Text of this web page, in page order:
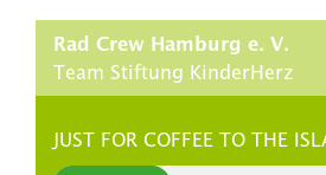
Rad Crew Hamburg e. V.
Team Stiftung KinderHerz
JUST FOR COFFEE TO THE